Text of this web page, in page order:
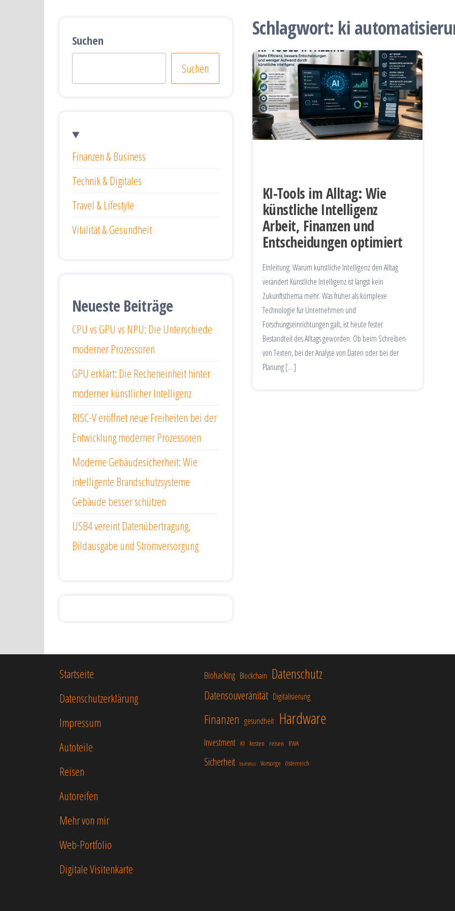
Schlagwort: ki
KI-Tools im Alltag: Wie
künstliche Intelligenz
Arbeit, Finanzen und
Entscheidungen optimiert
Einleitung: Warum künstliche Intelligenz den Alltag
verändert Künstliche Intelligenz ist längst kein
Zukunftsthema mehr. Was früher als komplexe
Technologie für Unternehmen und
Forschungseinrichtungen galt, ist heute fester
Bestandteil des Alltags geworden. Ob beim Schreiben
von Texten, bei der Analyse von Daten oder bei der
Planung […]
Suchen
Suchen
Finanzen & Business
Technik & Digitales
Travel & Lifestyle
Vitalität & Gesundheit
Neueste Beiträge
CPU vs GPU vs NPU: Die Unterschiede
moderner Prozessoren
GPU erklärt: Die Recheneinheit hinter
moderner künstlicher Intelligenz
RISC-V eröffnet neue Freiheiten bei der
Entwicklung moderner Prozessoren
Moderne Gebäudesicherheit: Wie
intelligente Brandschutzsysteme
Gebäude besser schützen
USB4 vereint Datenübertragung,
Bildausgabe und Stromversorgung
Startseite
Datenschutzerklärung
Impressum
Autoteile
Reisen
Autoreifen
Mehr von mir
Web-Portfolio
Digitale Visitenkarte
Biohacking Blockchain Datenschutz
Datensouveränität Digitalisierung
Finanzen gesundheit Hardware
Investment KI kosten reisen RWA
Sicherheit tourismus Vorsorge österreich